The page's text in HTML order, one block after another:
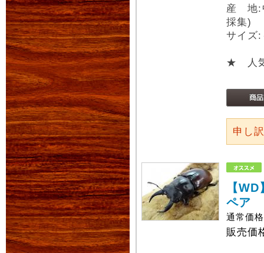
産 地:
採集)
サイ
★ 人気
申し
【
ペア
通常価
販売価